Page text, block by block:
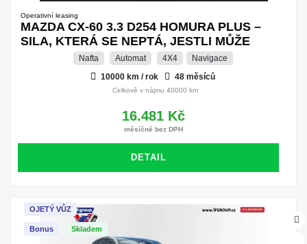
Operativní leasing
MAZDA CX-60 3.3 D254 HOMURA PLUS –
SILA, KTERÁ SE NEPTÁ, JESTLI MŮŽE
Nafta Automat 4X4
Navigace
10000 km / rok
48 měsíců
Celkově v nájmu 40000 km
16.481 Kč
měsíčně bez DPH
DETAIL
OJETÝ VŮZ
Skladem
Bonus